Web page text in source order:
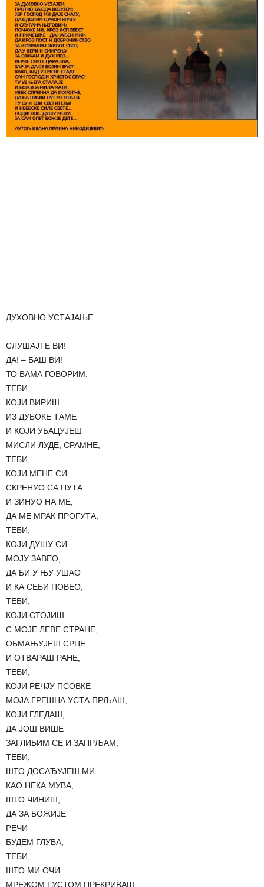
ДУХОВНО УСТАЈАЊЕ
СЛУШАЈТЕ ВИ!
ДА! – БАШ ВИ!
ТО ВАМА ГОВОРИМ:
ТЕБИ,
КОЈИ ВИРИШ
ИЗ ДУБОКЕ ТАМЕ
И КОЈИ УБАЦУЈЕШ
МИСЛИ ЛУДЕ, СРАМНЕ;
ТЕБИ,
КОЈИ МЕНЕ СИ
СКРЕНУО СА ПУТА
И ЗИНУО НА МЕ,
ДА МЕ МРАК ПРОГУТА;
ТЕБИ,
КОЈИ ДУШУ СИ
МОЈУ ЗАВЕО,
ДА БИ У ЊУ УШАО
И КА СЕБИ ПОВЕО;
ТЕБИ,
КОЈИ СТОЈИШ
С МОЈЕ ЛЕВЕ СТРАНЕ,
ОБМАЊУЈЕШ СРЦЕ
И ОТВАРАШ РАНЕ;
ТЕБИ,
КОЈИ РЕЧЈУ ПСОВКЕ
МОЈА ГРЕШНА УСТА ПРЉАШ,
КОЈИ ГЛЕДАШ,
ДА ЈОШ ВИШЕ
ЗАГЛИБИМ СЕ И ЗАПРЉАМ;
ТЕБИ,
ШТО ДОСАЂУЈЕШ МИ
КАО НЕКА МУВА,
ШТО ЧИНИШ,
ДА ЗА БОЖИЈЕ
РЕЧИ
БУДЕМ ГЛУВА;
ТЕБИ,
ШТО МИ ОЧИ
МРЕЖОМ ГУСТОМ ПРЕКРИВАШ,